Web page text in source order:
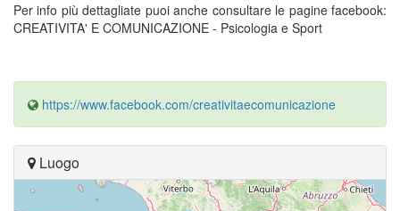
Per info più dettagliate puoi anche consultare le pagine facebook:
CREATIVITA' E COMUNICAZIONE - Psicologia e Sport
https://www.facebook.com/creativitaecomunicazione
Luogo